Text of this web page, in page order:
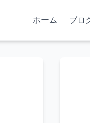
ホーム ブロ